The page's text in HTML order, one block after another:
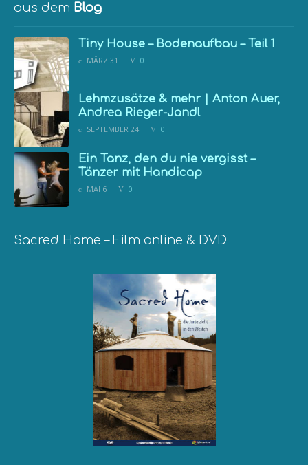
aus dem Blog
Tiny House – Bodenaufbau – Teil 1
MÄRZ 31 0
Lehmzusätze & mehr | Anton Auer,
Andrea Rieger-Jandl
SEPTEMBER 24 0
Ein Tanz, den du nie vergisst –
Tänzer mit Handicap
MAI 6 0
Sacred Home – Film online & DVD